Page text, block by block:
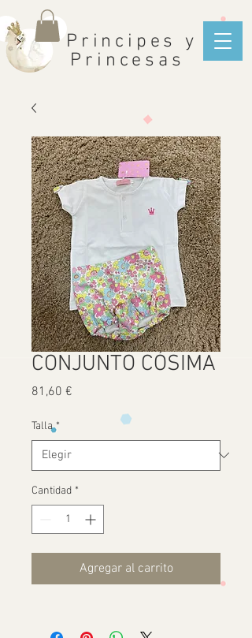
Principes y
Princesas
CONJUNTO CÓSIMA
81,60 €
Talla *
Cantidad *
Agregar al carrito